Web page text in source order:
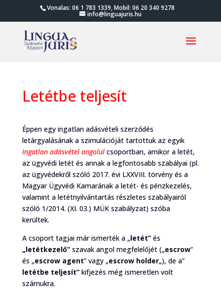
Vonalas: 06 1 783 1339, Mobil: 06 20 340 9278
info@linguajuris.hu
Letétbe teljesít
Éppen egy ingatlan adásvételi szerződés
letárgyalásának a szimulációját tartottuk az egyik
Ingatlan adásvétel angolulcsoportban, amikor a letét,
az ügyvédi letét és annak a legfontosabb szabályai (pl.
az ügyvédekről szóló 2017. évi LXXVIII. törvény és a
Magyar Ügyvédi Kamarának a letét- és pénzkezelés,
valamint a letétnyilvántartás részletes szabályairól
szóló 1/2014. (XI. 03.) MÜK szabályzat) szóba
kerültek.
A csoport tagjai már ismerték a „letét” és
„letétkezelő”szavak angol megfelelőjét („escrow”
és „escrow agent” vagy „escrow holder„), de a”
letétbe teljesít”kifjezés még ismeretlen volt
számukra.